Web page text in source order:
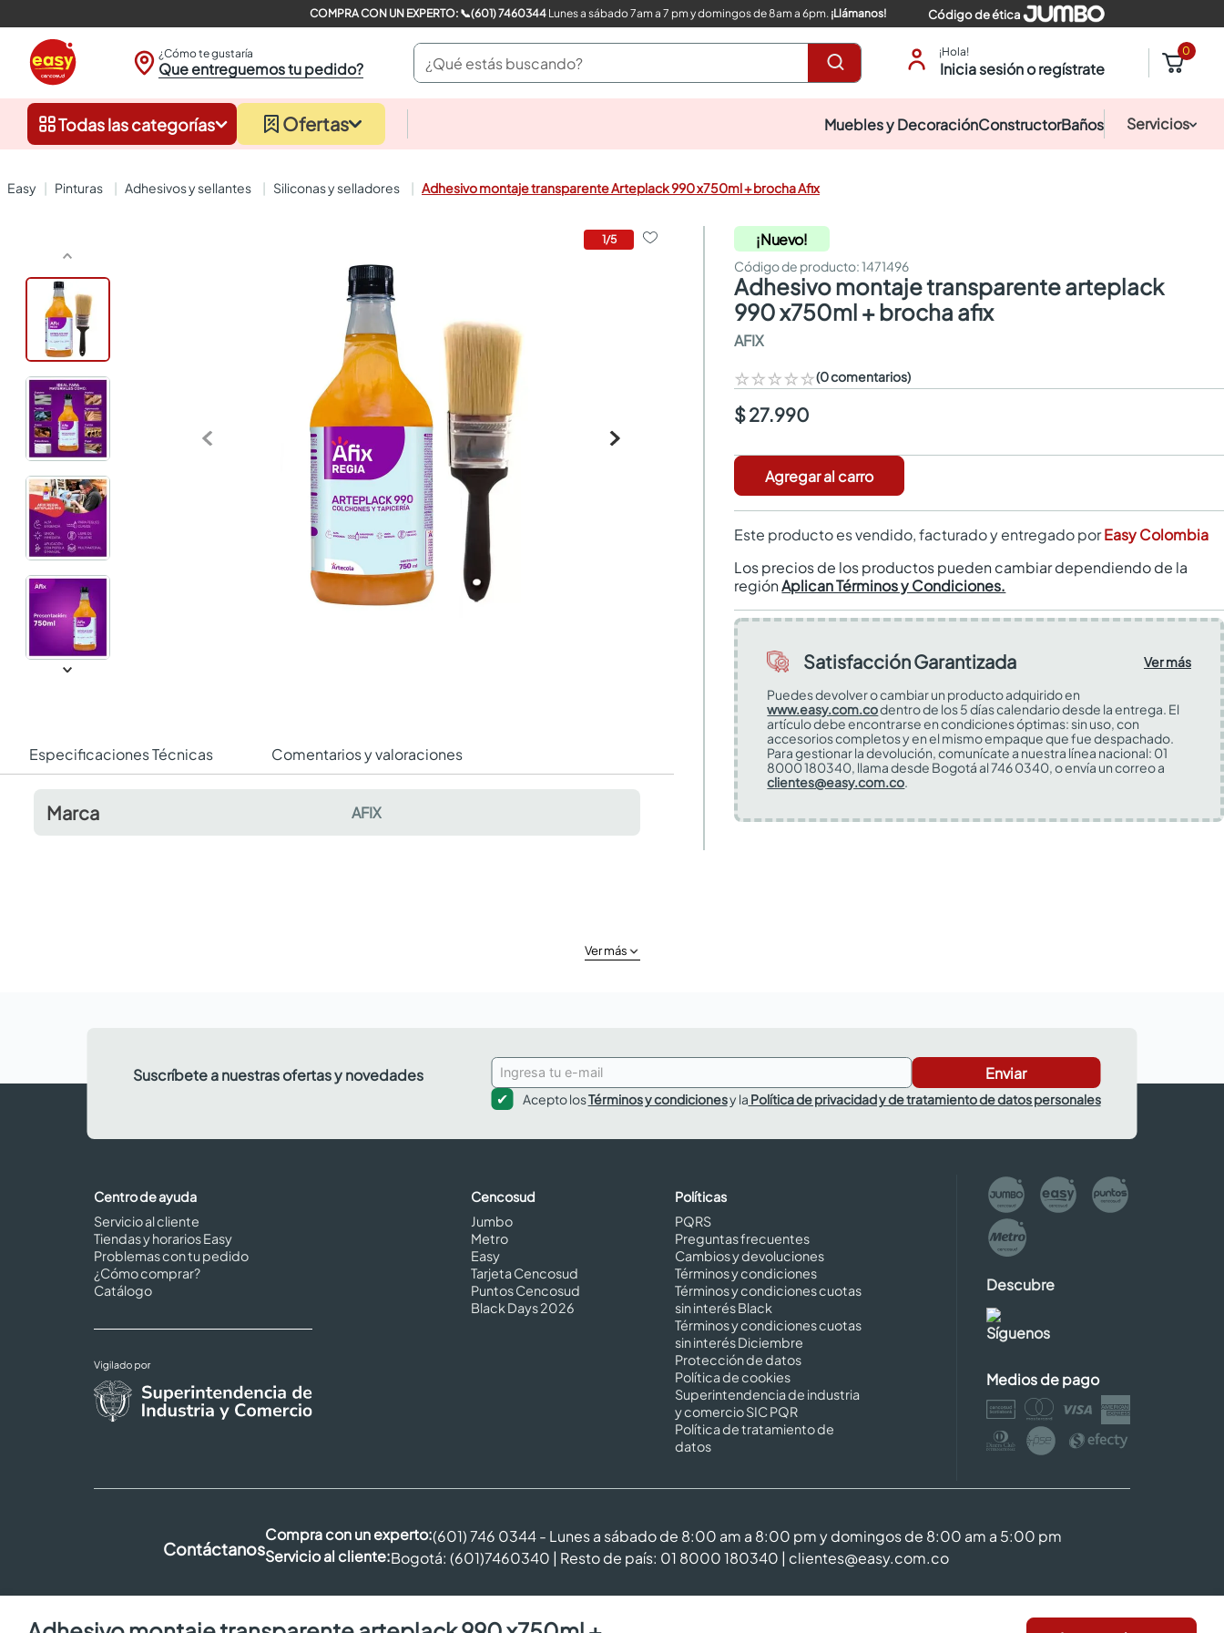
COMPRA CON UN EXPERTO: 📞(601) 7460344Lunes a sábado 7am a 7 pm y domingos de 8am a 6pm. ¡Llámanos! Código de ética
¿Cómo te gustaría
Que entreguemos tu pedido?
¿Qué estás buscando? ¡Hola!
Inicia sesión o regístrate
0
Todas las categorías Ofertas Muebles y DecoraciónConstructorBaños Servicios
pinturas adhesivos y sellantes siliconas y selladores Adhesivo montaje transparente Arteplack 990 x750ml + brocha Afix
1/5
Especificaciones Técnicas Comentarios y valoraciones
Marca AFIX
¡Nuevo!
:1471496
adhesivo montaje transparente arteplack
990 x750ml + brocha afix
AFIX
☆☆☆☆☆(0 comentarios)
$ 27.990
Agregar al carro
Este producto es vendido, facturado y entregado porEasy Colombia
Los precios de los productos pueden cambiar dependiendo de la
regiónAplican Términos y Condiciones.
Satisfacción Garantizada
Ver más
Puedes devolver o cambiar un producto adquirido en
www.easy.com.codentro de los 5 días calendario desde la entrega. El
artículo debe encontrarse en condiciones óptimas: sin uso, con
accesorios completos y en el mismo empaque que fue despachado.
Para gestionar la devolución, comunícate a nuestra línea nacional: 01
8000 180340, llama desde Bogotá al 746 0340, o envía un correo a
clientes@easy.com.co.
Ver más
Suscríbete a nuestras ofertas y novedades Enviar
Acepto losTérminos y condicionesy la Política de privacidad y de tratamiento de datos personales
Centro de ayuda
Servicio al cliente
Tiendas y horarios Easy
Problemas con tu pedido
¿Cómo comprar?
Catálogo
Cencosud
Jumbo
Metro
Easy
Tarjeta Cencosud
Puntos Cencosud
Black Days 2026
Políticas
PQRS
Preguntas frecuentes
Cambios y devoluciones
Términos y condiciones
Términos y condiciones cuotas
sin interés Black
Términos y condiciones cuotas
sin interés Diciembre
Protección de datos
Política de cookies
Superintendencia de industria
y comercio SIC PQR
Política de tratamiento de
datos
Descubre
Síguenos
Medios de pago
Contáctanos
Compra con un experto:(601) 746 0344 - Lunes a sábado de 8:00 am a 8:00 pm y domingos de 8:00 am a 5:00 pm
Servicio al cliente:Bogotá: (601)7460340 | Resto de país: 01 8000 180340 | clientes@easy.com.co
closet
sanitarios
neveras